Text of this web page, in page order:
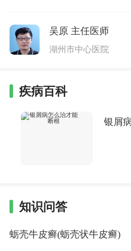
吴原 主任医师
湖州市中心医院
疾病百科
银屑
知识问答
蛎壳牛皮癣(蛎壳状牛皮癣)